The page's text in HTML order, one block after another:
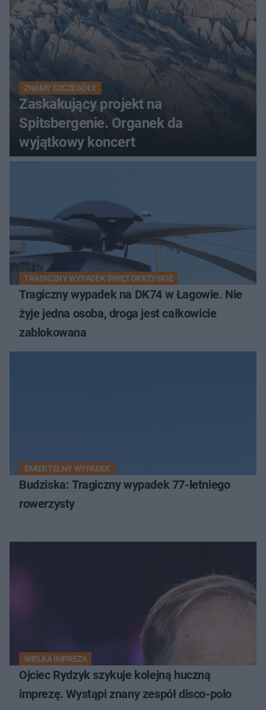
ZNAMY SZCZEGÓŁY
Zaskakujący projekt na
Spitsbergenie. Organek da
wyjątkowy koncert
TRAGICZNY WYPADEK ŚWIĘTOKRZYSKIE
Tragiczny wypadek na DK74 w Łagowie. Nie
żyje jedna osoba, droga jest całkowicie
zablokowana
ŚMIERTELNY WYPADEK
Budziska: Tragiczny wypadek 77-letniego
rowerzysty
WIELKA IMPREZA
Ojciec Rydzyk szykuje kolejną huczną
imprezę. Wystąpi znany zespół disco-polo